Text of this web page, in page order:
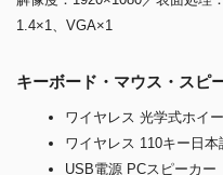
1.4×1、VGA×1
キーボード・マウス・スピ
ワイヤレス 光学式ホイ
ワイヤレス 110キー日
USB電源 PCスピーカー